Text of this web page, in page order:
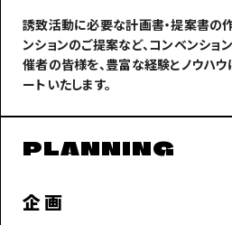
誘致活動に必要な計画書・提案書の
ンションのご提案など、コンベンショ
催者の皆様を、豊富な経験とノウハ
ートいたします。
PLANNING
企画